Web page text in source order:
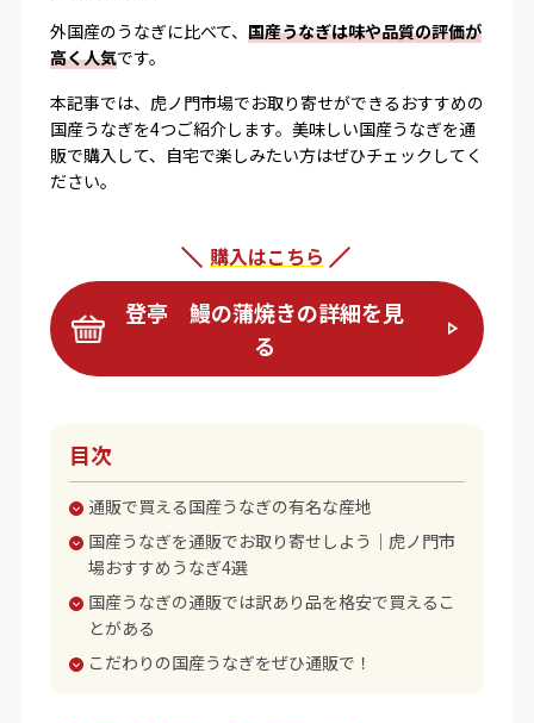
外国産のうなぎに比べて、 国産うなぎは味や品質の評価が
高く人気です。
本記事では、虎ノ門市場でお取り寄せができるおすすめの
国産うなぎを4つご紹介します。美味しい国産うなぎを通
販で購入して、自宅で楽しみたい方はぜひチェックしてく
ださい。
購入はこちら
登亭 鰻の蒲焼きの詳細を見
る
目次
通販で買える国産うなぎの有名な産地
国産うなぎを通販でお取り寄せしよう｜虎ノ門市
場おすすめうなぎ4選
国産うなぎの通販では訳あり品を格安で買えるこ
とがある
こだわりの国産うなぎをぜひ通販で！